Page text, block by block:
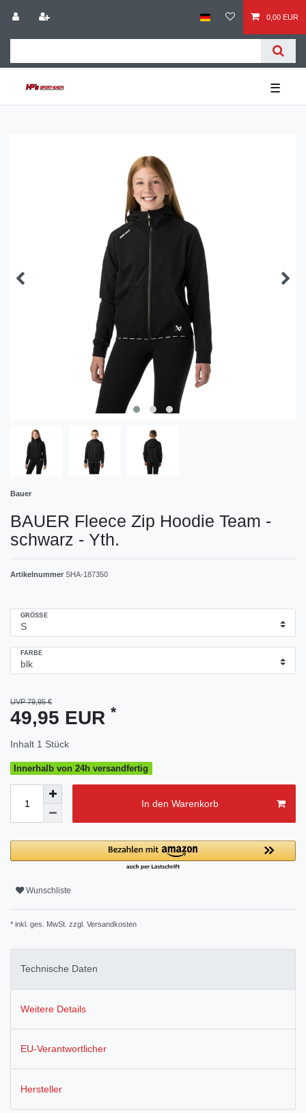
0,00 EUR
☰
Bauer
BAUER Fleece Zip Hoodie Team -
schwarz - Yth.
Artikelnummer SHA-187350
GRÖSSE
FARBE
UVP 79,95 €
49,95 EUR *
Inhalt 1 Stück
Innerhalb von 24h versandfertig
In den Warenkorb
Wunschliste
* inkl. ges. MwSt. zzgl. Versandkosten
Technische Daten
Weitere Details
EU-Verantwortlicher
Hersteller